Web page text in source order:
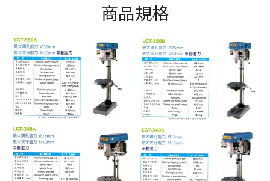
商品規格